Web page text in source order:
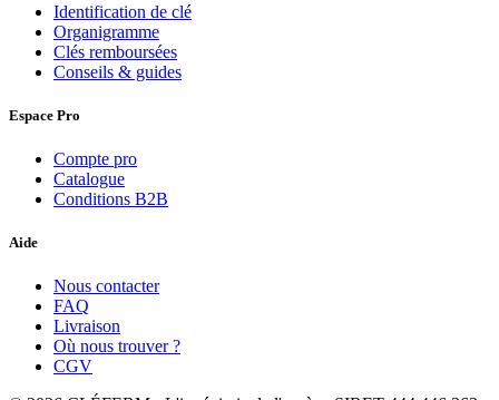
Identification de clé
Organigramme
Clés remboursées
Conseils & guides
Espace Pro
Compte pro
Catalogue
Conditions B2B
Aide
Nous contacter
FAQ
Livraison
Où nous trouver ?
CGV